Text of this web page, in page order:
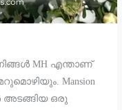
MH എന്താണ്
Mansion
അടങ്ങിയ ഒരു